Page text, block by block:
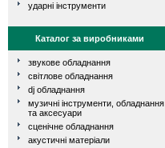
ударні інструменти
Каталог за виробниками
звукове обладнання
світлове обладнання
dj обладнання
музичні інструменти, обладнання
та аксесуари
сценічне обладнання
акустичні матеріали